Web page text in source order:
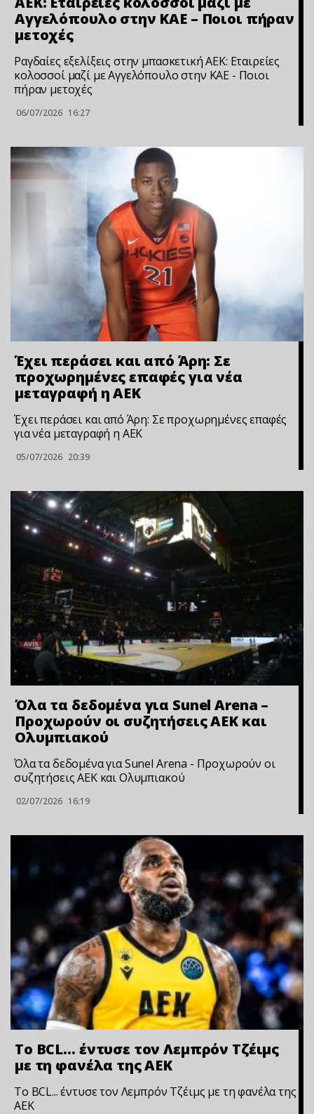
Αγγελόπουλο στην ΚΑΕ – Ποιοι πήραν
μετοχές
Ραγδαίες εξελίξεις στην μπασκετική ΑΕΚ: Εταιρείες
κολοσσοί μαζί με Αγγελόπουλο στην ΚΑΕ - Ποιοι
πήραν μετοχές
06/07/2026 16:27
Έχει περάσει και από Άρη: Σε
προχωρημένες επαφές για νέα
μεταγραφή η ΑΕΚ
Έχει περάσει και από Άρη: Σε προχωρημένες επαφές
για νέα μεταγραφή η ΑΕΚ
05/07/2026 20:39
Όλα τα δεδομένα για Sunel Arena –
Προχωρούν οι συζητήσεις ΑΕΚ και
Ολυμπιακού
Όλα τα δεδομένα για Sunel Arena - Προχωρούν οι
συζητήσεις ΑΕΚ και Ολυμπιακού
02/07/2026 16:19
Το BCL… έντυσε τον Λεμπρόν Τζέιμς
με τη φανέλα της ΑΕΚ
Το BCL... έντυσε τον Λεμπρόν Τζέιμς με τη φανέλα της
ΑΕΚ